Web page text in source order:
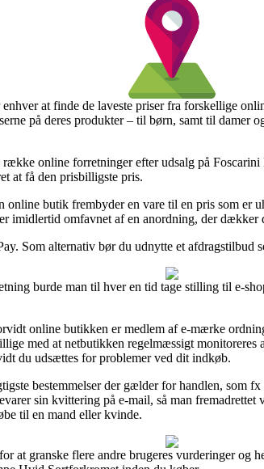
at finde de laveste priser fra forskellige
på deres produkter – til børn, samt til damer
online forretninger efter udsalg på
at få den prisbilligste pris.
butik frembyder en vare til en pris som er
imidlertid omfavnet af en anordning, der dækker
Som alternativ bør du udnytte et afdragstilbud
burde man til hver en tid tage stilling til e-
online butikken er medlem af e-mærke
med at netbutikken regelmæssigt
du udsættes for problemer ved dit indkøb.
bestemmelser der gælder for handlen, som
sin kvittering på e-mail, så man
til en mand eller kvinde.
at granske flere andre brugeres vurderinger og